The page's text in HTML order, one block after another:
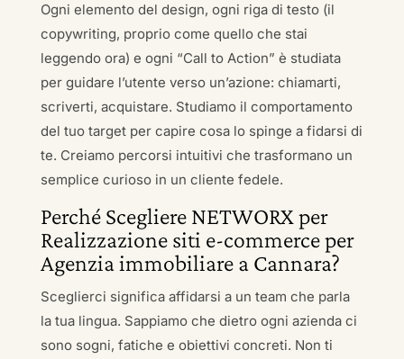
Ogni elemento del design, ogni riga di testo (il
copywriting, proprio come quello che stai
leggendo ora) e ogni “Call to Action” è studiata
per guidare l’utente verso un’azione: chiamarti,
scriverti, acquistare. Studiamo il comportamento
del tuo target per capire cosa lo spinge a fidarsi di
te. Creiamo percorsi intuitivi che trasformano un
semplice curioso in un cliente fedele.
Perché Scegliere NETWORX per
Realizzazione siti e-commerce per
Agenzia immobiliare a Cannara?
Sceglierci significa affidarsi a un team che parla
la tua lingua. Sappiamo che dietro ogni azienda ci
sono sogni, fatiche e obiettivi concreti. Non ti